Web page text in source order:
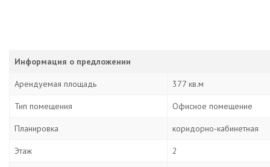
Информация о предложении
Арендуемая площадь 377 кв.м
Тип помещения Офисное помещение
Планировка коридорно-кабинетная
Этаж 2